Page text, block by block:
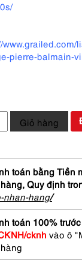
pierre-balmain-
Giỏ hàng
toán bằng Tiền
Quy định
nhan-hang/
toán 100%
cknh vào ô